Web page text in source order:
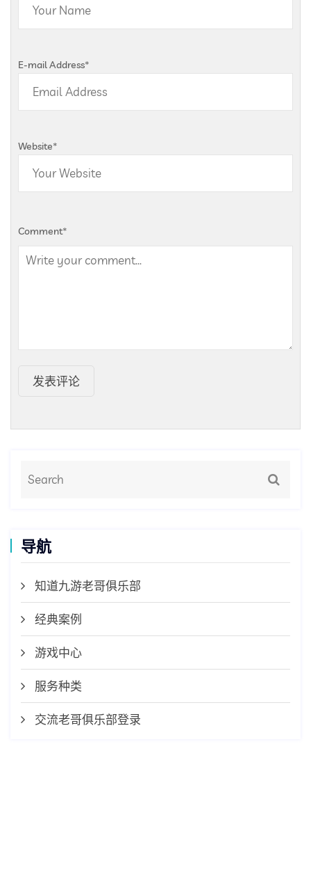
E-mail Address*
Website*
Comment*
发表评论
导航
知道九游老哥俱乐部
经典案例
游戏中心
服务种类
交流老哥俱乐部登录